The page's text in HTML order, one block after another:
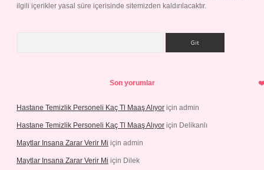
ilgili içerikler yasal süre içerisinde sitemizden kaldırılacaktır.
Son yorumlar
Hastane Temizlik Personeli Kaç Tl Maaş Alıyor için admin
Hastane Temizlik Personeli Kaç Tl Maaş Alıyor için Delikanlı
Maytlar Insana Zarar Verir Mi için admin
Maytlar Insana Zarar Verir Mi için Dilek